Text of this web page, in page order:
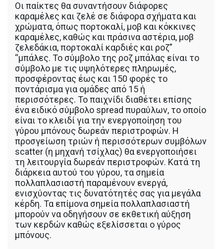
Οι παίκτες θα συναντήσουν διάφορες
καραμέλες και ζελέ σε διάφορα σχήματα και
χρώματα, όπως πορτοκαλί, μοβ και κόκκινες
καραμέλες, καθώς και πράσινα αστέρια, μοβ
ζελεδάκια, πορτοκαλί καρδιές και ροζ”
“μπάλες. Το σύμβολο της ροζ μπάλας είναι το
σύμβολο με τις υψηλότερες πληρωμές,
προσφέροντας έως και 150 φορές το
ποντάρισμα για ομάδες από 15 ή
περισσότερες. Το παιχνίδι διαθέτει επίσης
ένα ειδικό σύμβολο spread πυραύλων, το οποίο
είναι το κλειδί για την ενεργοποίηση του
γύρου μπόνους δωρεάν περιστροφών. Η
προσγείωση τριών ή περισσότερων συμβόλων
scatter (η μηχανή τσίχλας) θα ενεργοποιήσει
τη λειτουργία δωρεάν περιστροφών. Κατά τη
διάρκεια αυτού του γύρου, τα σημεία
πολλαπλασιαστή παραμένουν ενεργά,
ενισχύοντας τις δυνατότητές σας για μεγάλα
κέρδη. Τα επίμονα σημεία πολλαπλασιαστή
μπορούν να οδηγήσουν σε εκθετική αύξηση
των κερδών καθώς εξελίσσεται ο γύρος
μπόνους.